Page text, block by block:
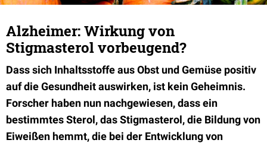
Alzheimer: Wirkung von
Stigmasterol vorbeugend?
Dass sich Inhaltsstoffe aus Obst und Gemüse positiv
auf die Gesundheit auswirken, ist kein Geheimnis.
Forscher haben nun nachgewiesen, dass ein
bestimmtes Sterol, das Stigmasterol, die Bildung von
Eiweißen hemmt, die bei der Entwicklung von